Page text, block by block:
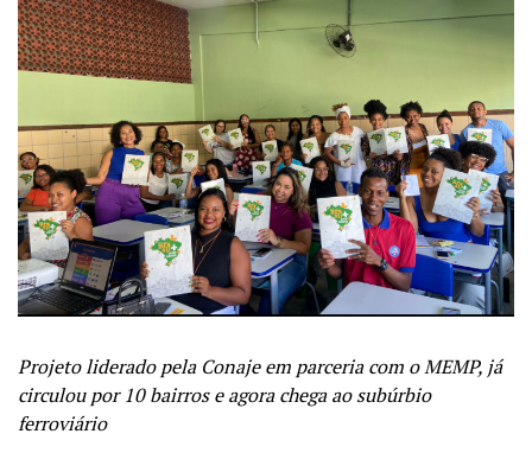
Projeto liderado pela Conaje em parceria com o MEMP, já
circulou por 10 bairros e agora chega ao subúrbio
ferroviário